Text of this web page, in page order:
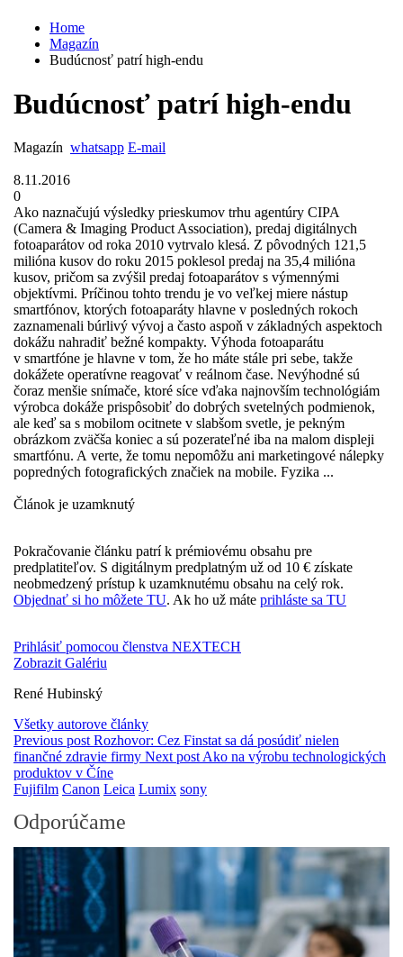
Home
Magazín
Budúcnosť patrí high-endu
Budúcnosť patrí high-endu
Magazín whatsapp E-mail
8.11.2016
0
Ako naznačujú výsledky prieskumov trhu agentúry CIPA
(Camera & Imaging Product Association), predaj digitálnych
fotoaparátov od roka 2010 vytrvalo klesá. Z pôvodných 121,5
milióna kusov do roku 2015 poklesol predaj na 35,4 milióna
kusov, pričom sa zvýšil predaj fotoaparátov s výmennými
objektívmi. Príčinou tohto trendu je vo veľkej miere nástup
smartfónov, ktorých fotoaparáty hlavne v posledných rokoch
zaznamenali búrlivý vývoj a často aspoň v základných aspektoch
dokážu nahradiť bežné kompakty. Výhoda fotoaparátu
v smartfóne je hlavne v tom, že ho máte stále pri sebe, takže
dokážete operatívne reagovať v reálnom čase. Nevýhodné sú
čoraz menšie snímače, ktoré síce vďaka najnovším technológiám
výrobca dokáže prispôsobiť do dobrých svetelných podmienok,
ale keď sa s mobilom ocitnete v slabšom svetle, je pekným
obrázkom zväčša koniec a sú pozerateľné iba na malom displeji
smartfónu. A verte, že tomu nepomôžu ani marketingové nálepky
popredných fotografických značiek na mobile. Fyzika ...
Článok je uzamknutý
Pokračovanie článku patrí k prémiovému obsahu pre
predplatiteľov. S digitálnym predplatným už od 10 € získate
neobmedzený prístup k uzamknutému obsahu na celý rok.
Objednať si ho môžete TU. Ak ho už máte prihláste sa TU
Prihlásiť pomocou členstva NEXTECH
Zobrazit Galériu
René Hubinský
Všetky autorove články
Previous post Rozhovor: Cez Finstat sa dá posúdiť nielen
finančné zdravie firmy Next post Ako na výrobu technologických
produktov v Číne
Fujifilm Canon Leica Lumix sony
Odporúčame